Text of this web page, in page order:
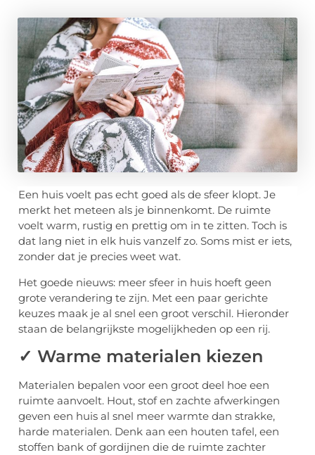
Een huis voelt pas echt goed als de sfeer klopt. Je
merkt het meteen als je binnenkomt. De ruimte
voelt warm, rustig en prettig om in te zitten. Toch is
dat lang niet in elk huis vanzelf zo. Soms mist er iets,
zonder dat je precies weet wat.
Het goede nieuws: meer sfeer in huis hoeft geen
grote verandering te zijn. Met een paar gerichte
keuzes maak je al snel een groot verschil. Hieronder
staan de belangrijkste mogelijkheden op een rij.
✓ Warme materialen kiezen
Materialen bepalen voor een groot deel hoe een
ruimte aanvoelt. Hout, stof en zachte afwerkingen
geven een huis al snel meer warmte dan strakke,
harde materialen. Denk aan een houten tafel, een
stoffen bank of gordijnen die de ruimte zachter